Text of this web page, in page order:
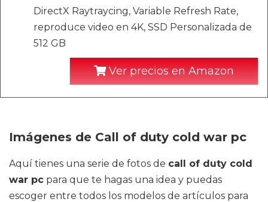
DirectX Raytraycing, Variable Refresh Rate,
reproduce video en 4K, SSD Personalizada de
512 GB
Ver precios en Amazon
Imágenes de Call of duty cold war pc
Aquí tienes una serie de fotos de call of duty cold
war pc para que te hagas una idea y puedas
escoger entre todos los modelos de artículos para